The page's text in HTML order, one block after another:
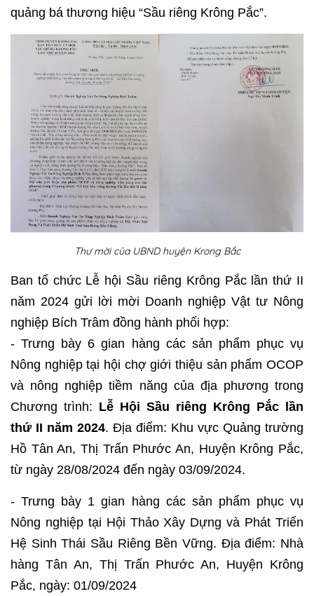
quảng bá thương hiệu “Sầu riêng Krông Pắc”.
Thư mời của UBND huyện Krong Bắc
Ban tổ chức Lễ hội Sầu riêng Krông Pắc lần thứ II
năm 2024 gửi lời mời Doanh nghiệp Vật tư Nông
nghiệp Bích Trâm đồng hành phối hợp:
- Trưng bày 6 gian hàng các sản phẩm phục vụ
Nông nghiệp tại hội chợ giới thiệu sản phẩm OCOP
và nông nghiệp tiềm năng của địa phương trong
Chương trình: Lễ Hội Sầu riêng Krông Pắc lần
thứ II năm 2024. Địa điểm: Khu vực Quảng trường
Hồ Tân An, Thị Trấn Phước An, Huyện Krông Pắc,
từ ngày 28/08/2024 đến ngày 03/09/2024.
- Trưng bày 1 gian hàng các sản phẩm phục vụ
Nông nghiệp tại Hội Thảo Xây Dựng và Phát Triển
Hệ Sinh Thái Sầu Riêng Bền Vững. Địa điểm: Nhà
hàng Tân An, Thị Trấn Phước An, Huyện Krông
Pắc, ngày: 01/09/2024